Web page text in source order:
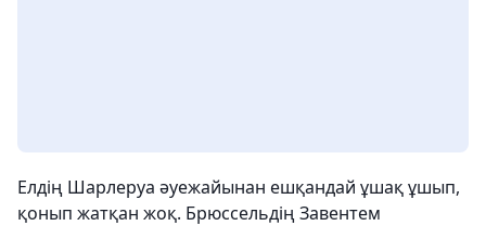
Елдің Шарлеруа әуежайынан ешқандай ұшақ ұшып,
қонып жатқан жоқ. Брюссельдің Завентем